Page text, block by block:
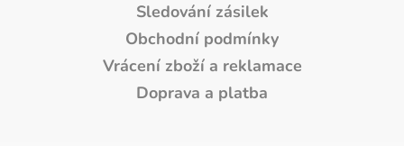
Sledování zásilek
Obchodní podmínky
Vrácení zboží a reklamace
Doprava a platba